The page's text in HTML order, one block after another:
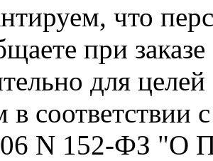
что
при
для
в
N 152-ФЗ